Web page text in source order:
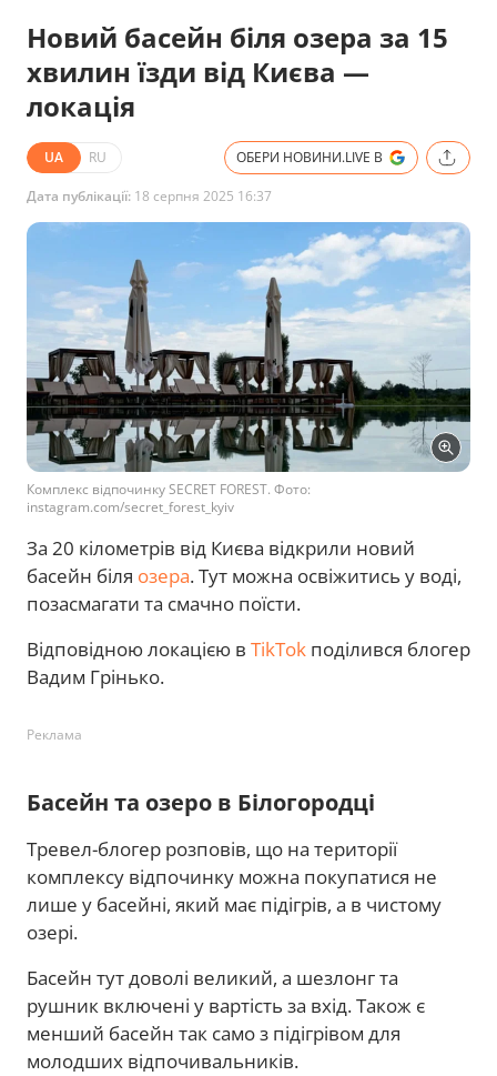
Новий басейн біля озера за 15
хвилин їзди від Києва —
локація
UA RU ОБЕРИ НОВИНИ.LIVE В
Дата публікації: 18 серпня 2025 16:37
Комплекс відпочинку SECRET FOREST. Фото:
instagram.com/secret_forest_kyiv
За 20 кілометрів від Києва відкрили новий
басейн біля озера. Тут можна освіжитись у воді,
позасмагати та смачно поїсти.
Відповідною локацією в TikTok поділився блогер
Вадим Грінько.
Реклама
Басейн та озеро в Білогородці
Тревел-блогер розповів, що на території
комплексу відпочинку можна покупатися не
лише у басейні, який має підігрів, а в чистому
озері.
Басейн тут доволі великий, а шезлонг та
рушник включені у вартість за вхід. Також є
менший басейн так само з підігрівом для
молодших відпочивальників.